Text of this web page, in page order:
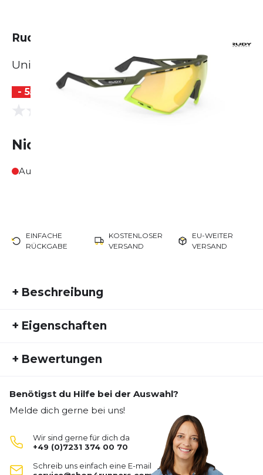
Rudy Project Defender
Unisex
- 55 %
(0 Bewertungen)
Nicht lieferbar
Ausverkauft
EINFACHE
RÜCKGABE
KOSTENLOSER
VERSAND
EU-WEITER
VERSAND
+ Beschreibung
Tradition verbindet die Defender eine angeborene
Brillen-Technologie, um Athleten und
Hobbysportlern unvergleichlichen Komfort zu
ein extrem tiefes Sichtfeld, schützende weiche
Bumber und ein außergewöhnliches Power Flow-
Belüftungssystem machen die Defender äußerst
+ Eigenschaften
Fremdartikelnummer:
Geschlecht:
+ Bewertungen
Bisher hat noch niemand dieses Produkt bewertet.
Deine Bewertung:
Benötigst du Hilfe bei der Auswahl?
Melde dich gerne bei uns!
Wir sind gerne für dich da
+49 (0)7231 374 00 70
Schreib uns einfach eine E-mail